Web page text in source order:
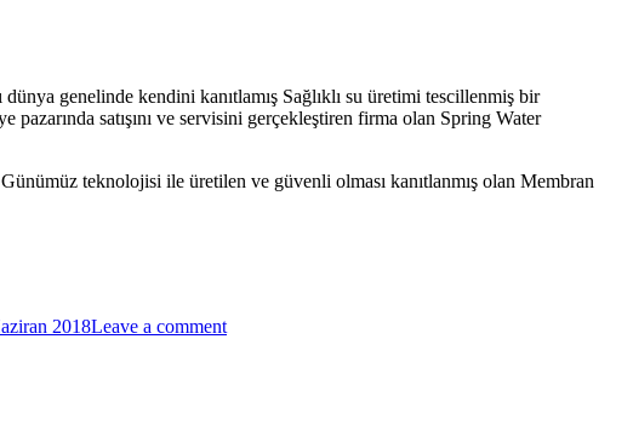
genelinde kendini kanıtlamış Sağlıklı su üretimi tescillenmiş bir
satışını ve servisini gerçekleştiren firma olan Spring Water
teknolojisi ile üretilen ve güvenli olması kanıtlanmış olan Membran
2018Leave a comment